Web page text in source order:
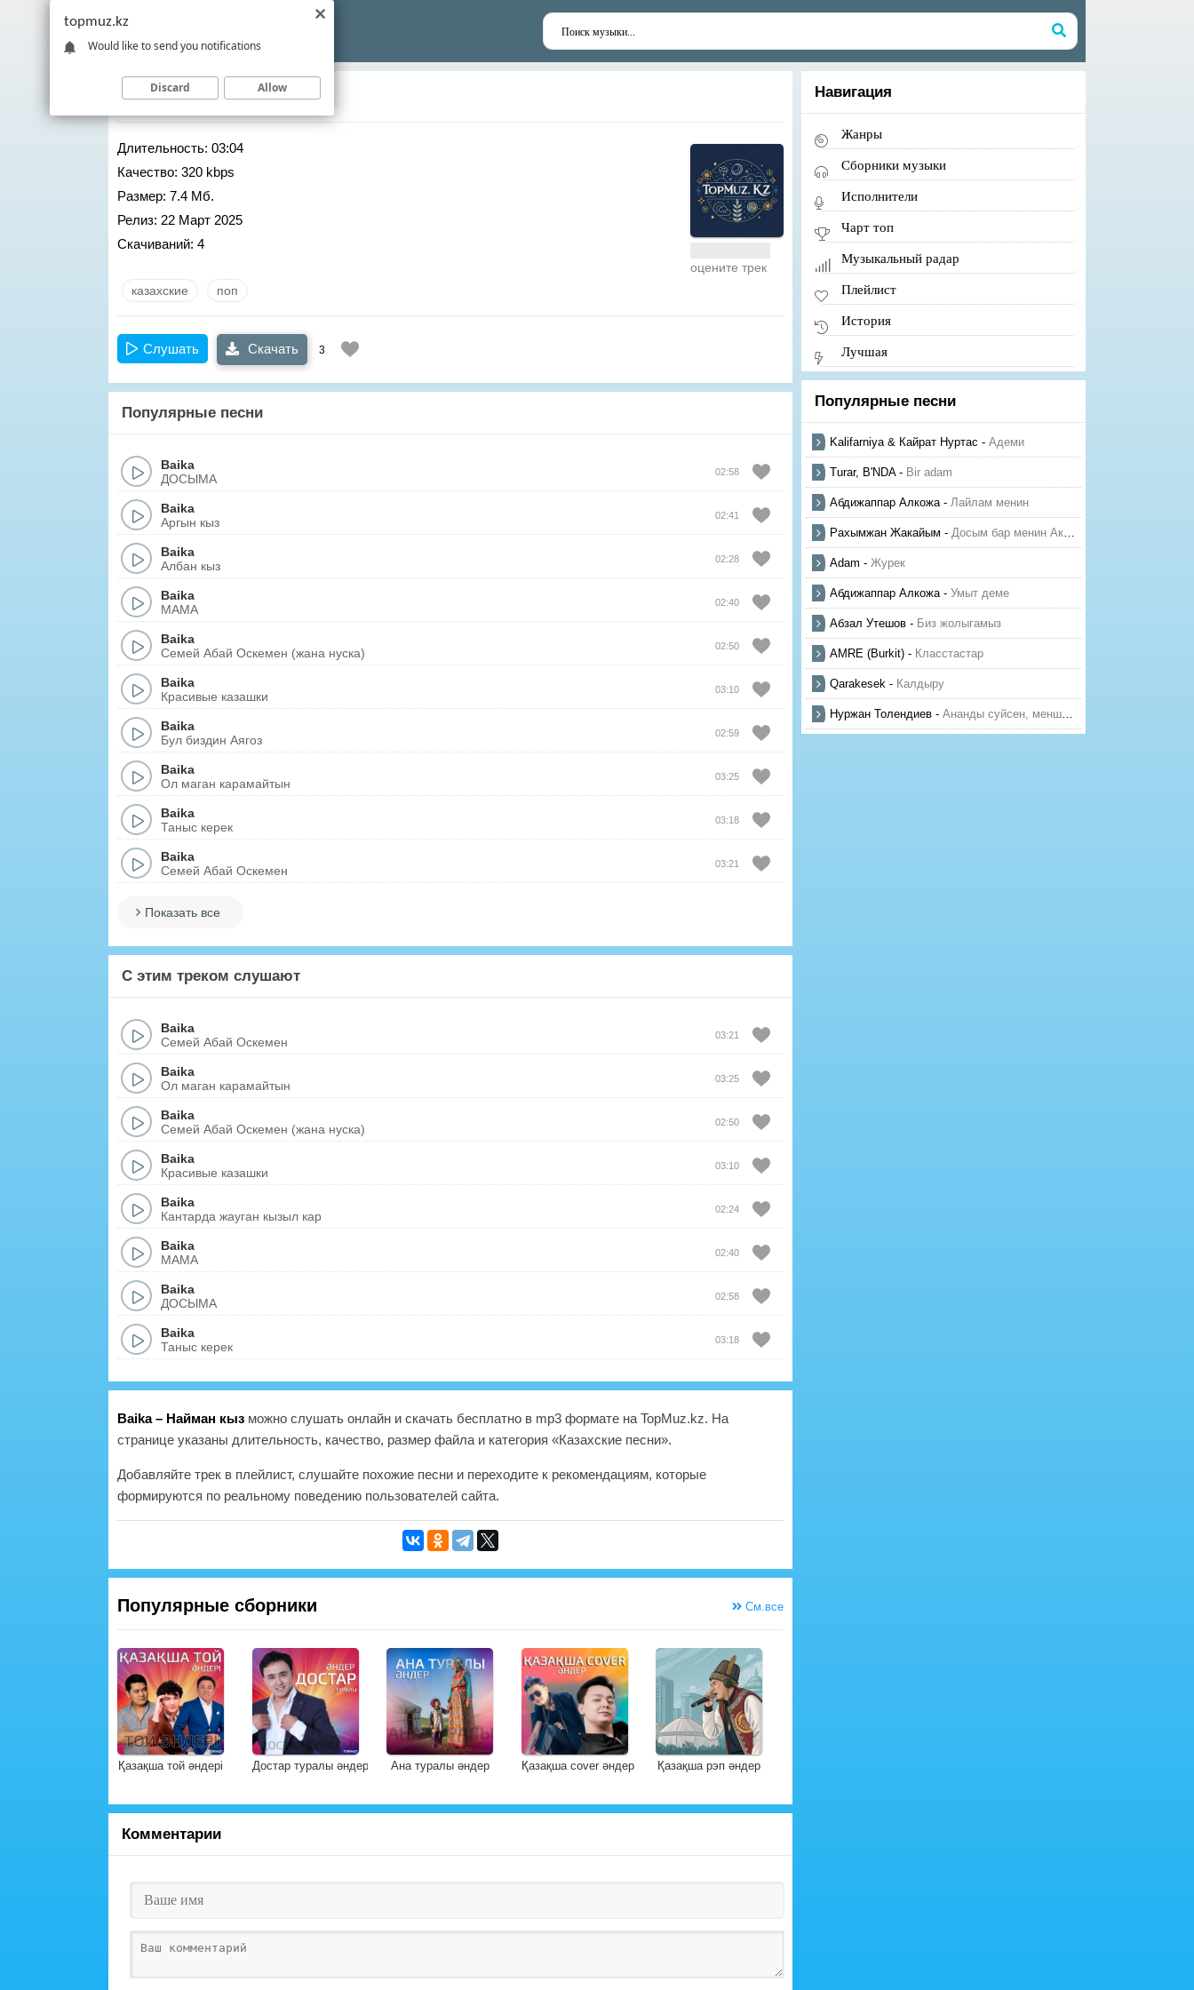
Baika– Найман кыз
Длительность: 03:04
Качество: 320 kbps
Размер: 7.4 Мб.
Релиз: 22 Март 2025
Скачиваний: 4
оцените трек
казахские поп
Слушать Скачать 3
Популярные песни
Baika
ДОСЫМА
02:58
Baika
Аргын кыз
02:41
Baika
Албан кыз
02:28
Baika
MAMA
02:40
Baika
Семей Абай Оскемен (жана нуска)
02:50
Baika
Красивые казашки
03:10
Baika
Бул биздин Аягоз
02:59
Baika
Ол маган карамайтын
03:25
Baika
Таныс керек
03:18
Baika
Семей Абай Оскемен
03:21
Показать все
С этим треком слушают
Baika
Семей Абай Оскемен
03:21
Baika
Ол маган карамайтын
03:25
Baika
Семей Абай Оскемен (жана нуска)
02:50
Baika
Красивые казашки
03:10
Baika
Кантарда жауган кызыл кар
02:24
Baika
MAMA
02:40
Baika
ДОСЫМА
02:58
Baika
Таныс керек
03:18
Baika – Найман кыз можно слушать онлайн и скачать бесплатно в mp3 формате на TopMuz.kz. На
странице указаны длительность, качество, размер файла и категория «Казахские песни».
Добавляйте трек в плейлист, слушайте похожие песни и переходите к рекомендациям, которые
формируются по реальному поведению пользователей сайта.
Популярные сборники См.все
Қазақша той әндері Достар туралы әндер Ана туралы әндер Қазақша cover әндер Қазақша рэп әндер
Комментарии
Навигация
Жанры
Сборники музыки
Исполнители
Чарт топ
Музыкальный радар
Плейлист
История
Лучшая
Популярные песни
Kalifarniya & Кайрат Нуртас - Адеми
Turar, B'NDA- Bir adam
Абдижаппар Алкожа- Лайлам менин
Рахымжан Жакайым - Досым бар менин Актауда
Adam - Журек
Абдижаппар Алкожа- Умыт деме
Абзал Утешов - Биз жолыгамыз
AMRE (Burkit) - Класстастар
Qarakesek - Калдыру
Нуржан Толендиев - Ананды суйсен, менше суй
topmuz.kz
Would like to send you notifications
Discard Allow